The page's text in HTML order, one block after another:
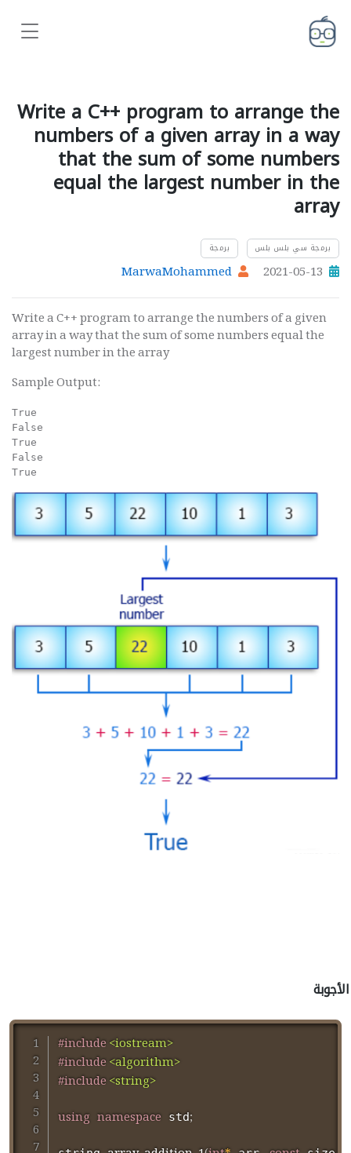
Write a C++ program to arrange the
numbers of a given array in a way
that the sum of some numbers
equal the largest number in the
array
برمجة سي بلس بلس برمجة
2021-05-13
MarwaMohammed
Write a C++ program to arrange the numbers of a given
array in a way that the sum of some numbers equal the
largest number in the array
Sample Output:
True
False
True
False
الأجوبة
#include<iostream>
#include<algorithm>
#include<string>
using namespace std;